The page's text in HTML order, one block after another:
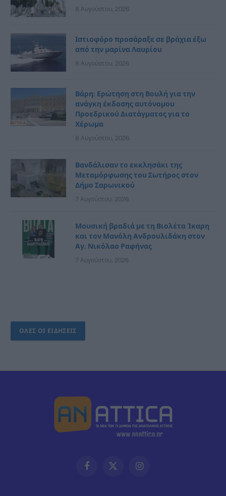
8 Αυγούστου, 2026
Ιστιοφόρο προσάραξε σε βράχια έξω
από την μαρίνα Λαυρίου
8 Αυγούστου, 2026
Βάρη: Ερώτηση στη Βουλή για την
ανάγκη έκδοσης αυτόνομου
Προεδρικού Διατάγματος για το
Χέρωμα
8 Αυγούστου, 2026
Βανδάλισαν το εκκλησάκι της
Μεταμόρφωσης του Σωτήρος στον
Δήμο Σαρωνικού
7 Αυγούστου, 2026
Μουσική βραδιά με τη Βιολέτα Ίκαρη
και τον Μανόλη Ανδρουλιδάκη στον
Αγ. Νικόλαο Ραφήνας
7 Αυγούστου, 2026
ΟΛΕΣ ΟΙ ΕΙΔΗΣΕΙΣ
FacebookX
Instagram